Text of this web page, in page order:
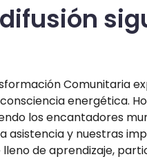
Comunitaria
energética.
los encantadores
asistencia y nuestras
de aprendizaje,